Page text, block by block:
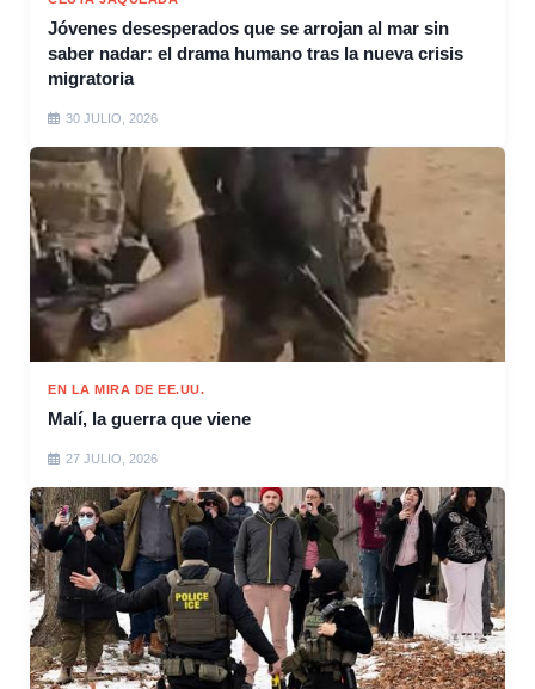
Jóvenes desesperados que se arrojan al mar sin
saber nadar: el drama humano tras la nueva crisis
migratoria
30 JULIO, 2026
EN LA MIRA DE EE.UU.
Malí, la guerra que viene
27 JULIO, 2026